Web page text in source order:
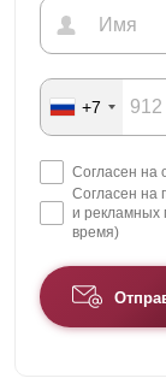
+7
Согласен на
Согласен на
и рекламных
время)